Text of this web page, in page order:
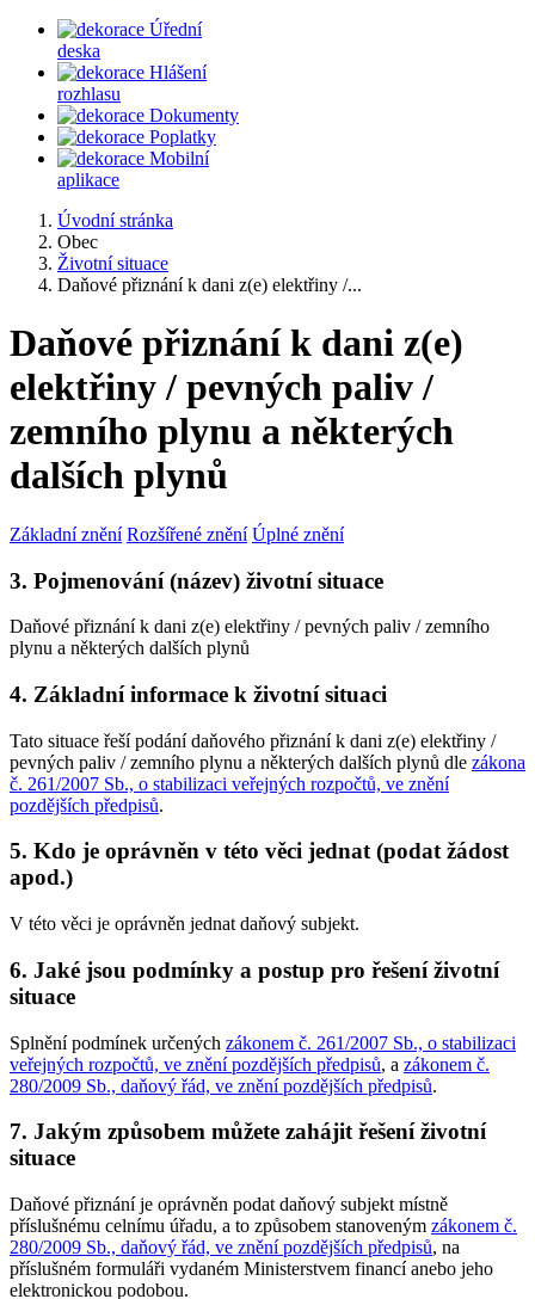
Úřední
deska
Hlášení
rozhlasu
Dokumenty
Poplatky
Mobilní
aplikace
Úvodní stránka
Obec
Životní situace
Daňové přiznání k dani z(e) elektřiny /...
Daňové přiznání k dani z(e)
elektřiny / pevných paliv /
zemního plynu a některých
dalších plynů
Základní znění Rozšířené znění Úplné znění
3. Pojmenování (název) životní situace
Daňové přiznání k dani z(e) elektřiny / pevných paliv / zemního
plynu a některých dalších plynů
4. Základní informace k životní situaci
Tato situace řeší podání daňového přiznání k dani z(e) elektřiny /
pevných paliv / zemního plynu a některých dalších plynů dle zákona
č. 261/2007 Sb., o stabilizaci veřejných rozpočtů, ve znění
pozdějších předpisů.
5. Kdo je oprávněn v této věci jednat (podat žádost
apod.)
V této věci je oprávněn jednat daňový subjekt.
6. Jaké jsou podmínky a postup pro řešení životní
situace
Splnění podmínek určených zákonem č. 261/2007 Sb., o stabilizaci
veřejných rozpočtů, ve znění pozdějších předpisů, a zákonem č.
280/2009 Sb., daňový řád, ve znění pozdějších předpisů.
7. Jakým způsobem můžete zahájit řešení životní
situace
Daňové přiznání je oprávněn podat daňový subjekt místně
příslušnému celnímu úřadu, a to způsobem stanoveným zákonem č.
280/2009 Sb., daňový řád, ve znění pozdějších předpisů, na
příslušném formuláři vydaném Ministerstvem financí anebo jeho
elektronickou podobou.